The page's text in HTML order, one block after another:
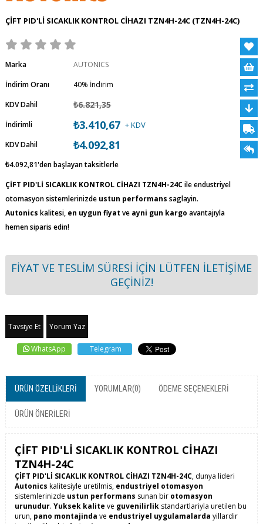
ÇİFT PID'Lİ SICAKLIK KONTROL CİHAZI TZN4H-24C (TZN4H-24C)
Marka
AUTONICS
İndirim Oranı
%
40
İndirim
KDV Dahil
₺6.821,35
İndirimli ₺3.410,67 + KDV
KDV Dahil ₺4.092,81
₺4.092,81'den başlayan taksitlerle
ÇİFT PID'Lİ SICAKLIK KONTROL CİHAZI TZN4H-24Cile endustriyel
otomasyon sistemlerinizde ustun performans saglayin.
Autonics kalitesi, en uygun fiyat ve ayni gun kargo avantajıyla
hemen siparis edin!
FİYAT VE TESLİM SÜRESİ İÇİN LÜTFEN İLETİŞİME
GEÇİNİZ!
Tavsiye Et Yorum Yaz
WhatsApp Telegram
ÜRÜN ÖZELLIKLERI YORUMLAR(0) ÖDEME SEÇENEKLERI
ÜRÜN ÖNERILERI
ÇİFT PID'Lİ SICAKLIK KONTROL CİHAZI
TZN4H-24C
ÇİFT PID'Lİ SICAKLIK KONTROL CİHAZI TZN4H-24C, dunya lideri
Autonics kalitesiyle uretilmis, endustriyel otomasyon
sistemlerinizde ustun performans sunan bir otomasyon
urunudur.Yuksek kalite ve guvenilirlik standartlariyla uretilen bu
urun, pano montajinda ve endustriyel uygulamalarda yillardir